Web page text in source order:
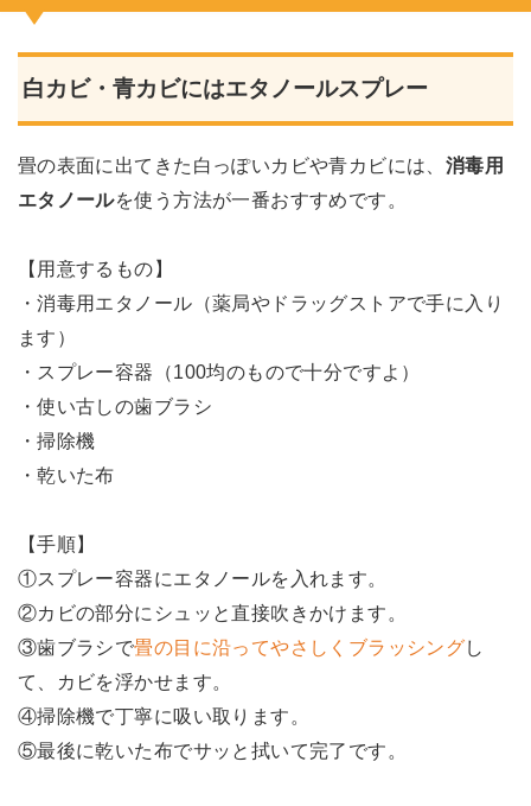
白カビ・青カビにはエタノールスプレー
畳の表面に出てきた白っぽいカビや青カビには、 消毒用
エタノールを使う方法が一番おすすめです。
【用意するもの】
・消毒用エタノール（薬局やドラッグストアで手に入り
ます）
・スプレー容器（100均のもので十分ですよ）
・使い古しの歯ブラシ
・掃除機
・乾いた布
【手順】
①スプレー容器にエタノールを入れます。
②カビの部分にシュッと直接吹きかけます。
③歯ブラシで畳の目に沿ってやさしくブラッシングし
て、カビを浮かせます。
④掃除機で丁寧に吸い取ります。
⑤最後に乾いた布でサッと拭いて完了です。